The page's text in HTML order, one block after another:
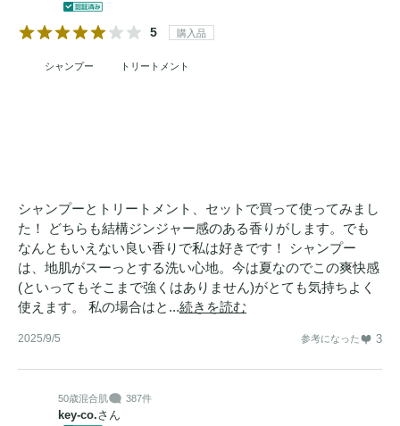
5 購入品
シャンプー トリートメント
シャンプーとトリートメント、セットで買って使ってみまし
た！ どちらも結構ジンジャー感のある香りがします。でも
なんともいえない良い香りで私は好きです！ シャンプー
は、地肌がスーっとする洗い心地。今は夏なのでこの爽快感
(といってもそこまで強くはありません)がとても気持ちよく
使えます。 私の場合はと...続きを読む
2025/9/5 参考になった 3
50歳混合肌 387件
key-co.さん